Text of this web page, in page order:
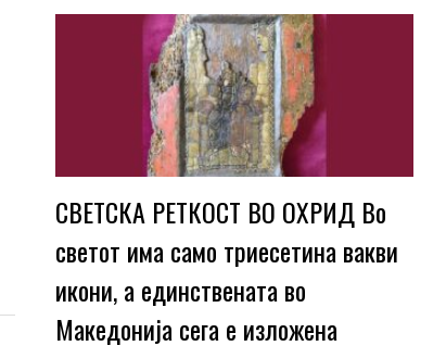
СВЕТСКА РЕТКОСТ ВО ОХРИД Во
светот има само триесетина вакви
икони, а единствената во
Македонија сега е изложена